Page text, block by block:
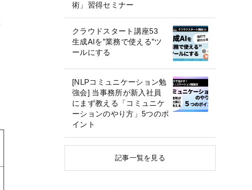
術」習得セミナー
クラウドスタート講座53
生成AIを”業務で使える”ツ
ールにする
[NLPコミュニケーション勉
強会] 当事務所が新入社員
にまず教える「コミュニケ
ーションのやり方」5つのポ
イント
記事一覧を見る